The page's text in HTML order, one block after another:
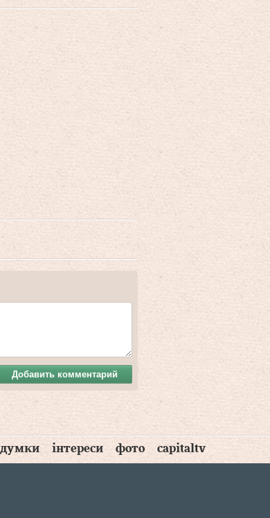
Добавить комментарий
думки інтереси фото capitaltv